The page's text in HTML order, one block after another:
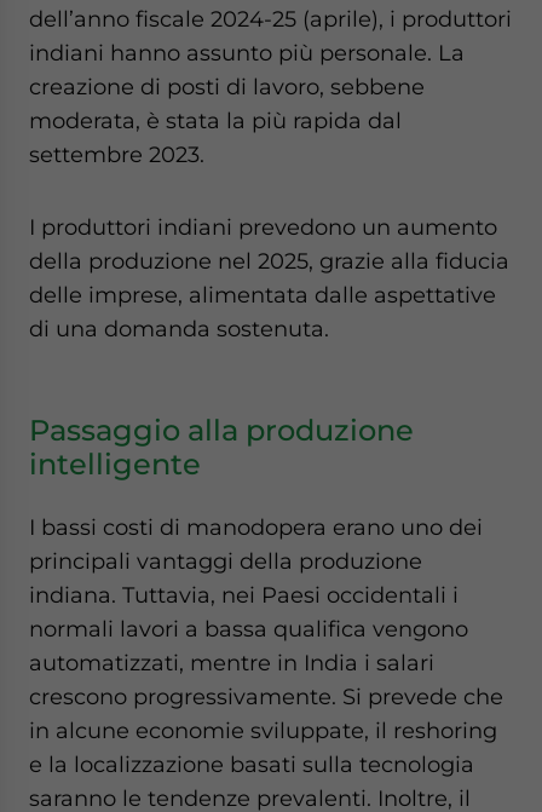
dell’anno fiscale 2024-25 (aprile), i produttori
indiani hanno assunto più personale. La
creazione di posti di lavoro, sebbene
moderata, è stata la più rapida dal
settembre 2023.
I produttori indiani prevedono un aumento
della produzione nel 2025, grazie alla fiducia
delle imprese, alimentata dalle aspettative
di una domanda sostenuta.
Passaggio alla produzione
intelligente
I bassi costi di manodopera erano uno dei
principali vantaggi della produzione
indiana. Tuttavia, nei Paesi occidentali i
normali lavori a bassa qualifica vengono
automatizzati, mentre in India i salari
crescono progressivamente. Si prevede che
in alcune economie sviluppate, il reshoring
e la localizzazione basati sulla tecnologia
saranno le tendenze prevalenti. Inoltre, il